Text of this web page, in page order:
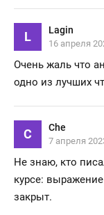
L Lagin
16 апреля
Очень жаль что
одно из лучших
C Che
7 апреля
Не знаю, кто
курсе: выражение
закрыт.